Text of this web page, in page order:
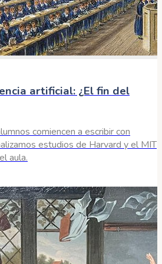
artificial: ¿El fin del
comiencen a escribir con
estudios de Harvard y el MIT
aula.